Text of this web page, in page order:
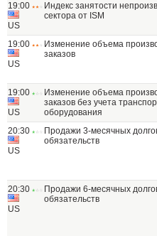
19:00
US
Индекс занятости
сектора от ISM
19:00
US
Изменение объема
заказов
19:00
US
Изменение объема
заказов без учета
оборудования
20:30
US
Продажи 3-месячных
обязательств
20:30
US
Продажи 6-месячных
обязательств